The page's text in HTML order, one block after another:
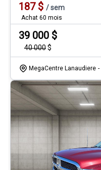
187$ /sem
Achat 60 mois
39 000 $
40 000$
MegaCentre Lanaudiere -